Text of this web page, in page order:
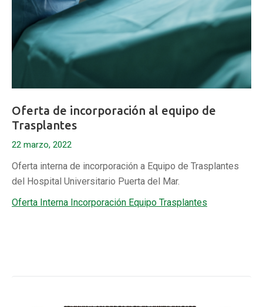
Oferta de incorporación al equipo de
Trasplantes
22 marzo, 2022
Oferta interna de incorporación a Equipo de Trasplantes
del Hospital Universitario Puerta del Mar.
Oferta Interna Incorporación Equipo Trasplantes